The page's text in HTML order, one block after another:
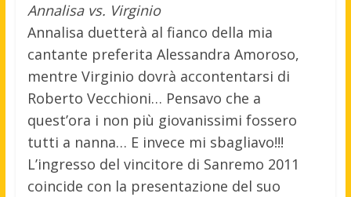
Annalisa vs. Virginio
Annalisa duetterà al fianco della mia
cantante preferita Alessandra Amoroso,
mentre Virginio dovrà accontentarsi di
Roberto Vecchioni… Pensavo che a
quest’ora i non più giovanissimi fossero
tutti a nanna… E invece mi sbagliavo!!!
L’ingresso del vincitore di Sanremo 2011
coincide con la presentazione del suo